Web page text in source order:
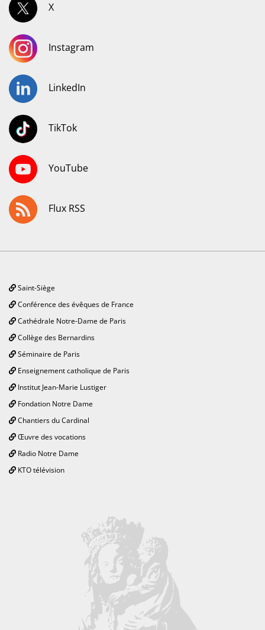
X
Instagram
LinkedIn
TikTok
YouTube
Flux RSS
Saint-Siège
Conférence des évêques de France
Cathédrale Notre-Dame de Paris
Collège des Bernardins
Séminaire de Paris
Enseignement catholique de Paris
Institut Jean-Marie Lustiger
Fondation Notre Dame
Chantiers du Cardinal
Œuvre des vocations
Radio Notre Dame
KTO télévision